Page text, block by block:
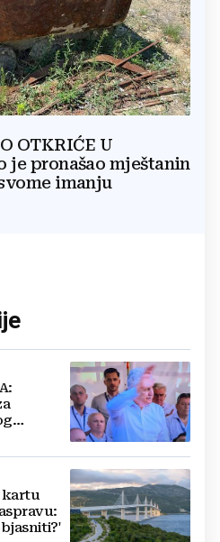
OTKRIĆE U
je pronašao mještanin
imanju
kartu